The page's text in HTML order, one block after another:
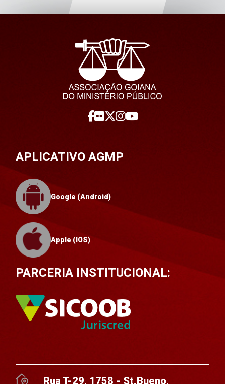
APLICATIVO AGMP
Google (Android)
Apple (IOS)
PARCERIA INSTITUCIONAL:
Rua T-29, 1758 - St.Bueno,